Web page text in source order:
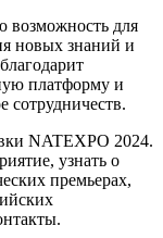
возможность для
новых знаний и
платформу и
сотрудничеств.
NATEXPO 2024.
узнать о
премьерах,